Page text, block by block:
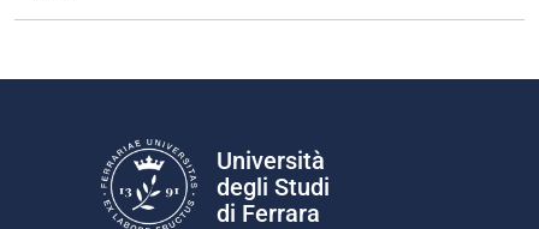
Università
degli Studi
di Ferrara